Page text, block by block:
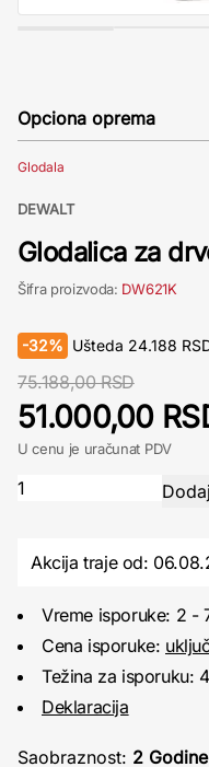
Opciona oprema
Glodala
DEWALT
Glodalica za
Šifra proizvoda: DW621K
-32% Ušteda 24.188
75.188,00 RSD
51.000,00
U cenu je uračunat PDV
Akcija traje od:
Vreme isporuke: 2 -
Cena isporuke:
Težina za isporuku:
Deklaracija
Saobraznost: 2 Godine